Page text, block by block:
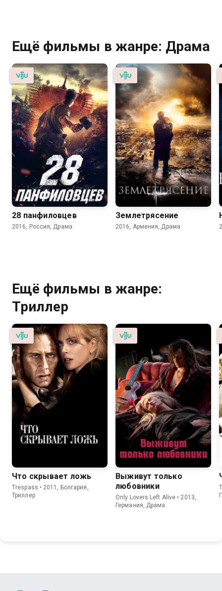
Ещё фильмы в жанре: Драма
28 панфиловцев
2016, Россия, Драма
Землетрясение
2016, Армения, Драма
Ещё фильмы в жанре:
Триллер
Что скрывает ложь
Trespass • 2011, Болгария,
Триллер
Выживут только
любовники
Only Lovers Left Alive • 2013,
Германия, Драма